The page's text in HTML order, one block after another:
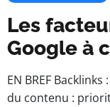
Les
Google à
EN BREF
du contenu :